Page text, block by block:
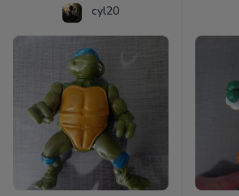
cyl20